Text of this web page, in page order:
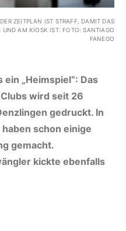
ZEITPLAN IST STRAFF, DAMIT DAS
AM KIOSK IST. FOTO: SANTIAGO
FANEGO
„Heimspiel“: Das
wird seit 26
gedruckt. In
schon einige
gemacht.
kickte ebenfalls